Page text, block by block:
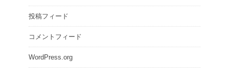
投稿フィード
コメントフィード
WordPress.org